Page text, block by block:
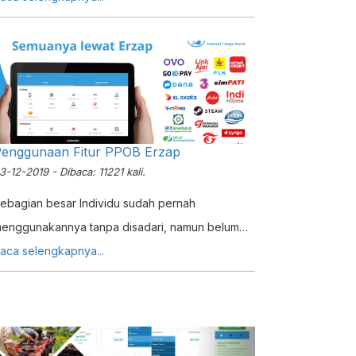
Fitur PPOB Erzap
12-2019 - Dibaca: 11221 kali.
besar Individu sudah pernah
tanpa disadari, namun belum
istilah dan definisi PPOB. Pada
PPOB adalah sebuah sistem
yang dimaksud bisa bermacam-
selengkapnya...